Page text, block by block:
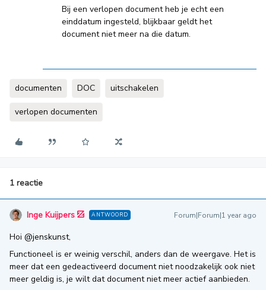
Bij een verlopen document heb je echt een
einddatum ingesteld, blijkbaar geldt het
document niet meer na die datum.
documenten DOC uitschakelen
verlopen documenten
1 reactie
Inge Kuijpers ANTWOORD Forum|Forum|1 year ago
Hoi ​ @jenskunst,
Functioneel is er weinig verschil, anders dan de weergave. Het is
meer dat een gedeactiveerd document niet noodzakelijk ook niet
meer geldig is, je wilt dat document niet meer actief aanbieden.